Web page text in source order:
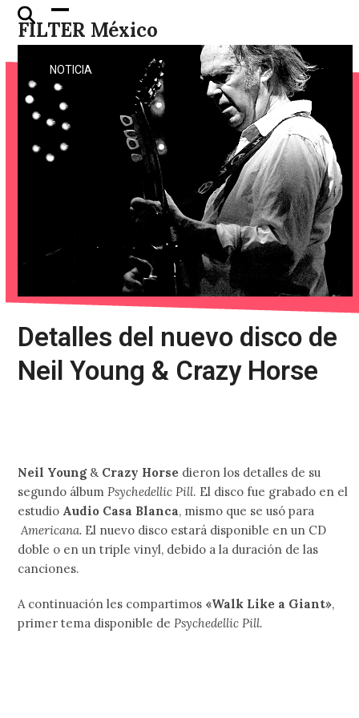
Skip
content
FILTER México
Open
mobile
menu
Close
mobile
menu
NOTICIA
Detalles del nuevo disco de
Neil Young & Crazy Horse
Neil Young& Crazy Horse dieron los detalles de su
segundo álbum Psychedellic Pill. El disco fue grabado en el
estudio Audio Casa Blanca, mismo que se usó para
Americana. El nuevo disco estará disponible en un CD
doble o en un triple vinyl, debido a la duración de las
canciones.
A continuación les compartimos «Walk Like a Giant»,
primer tema disponible dePsychedellic Pill.